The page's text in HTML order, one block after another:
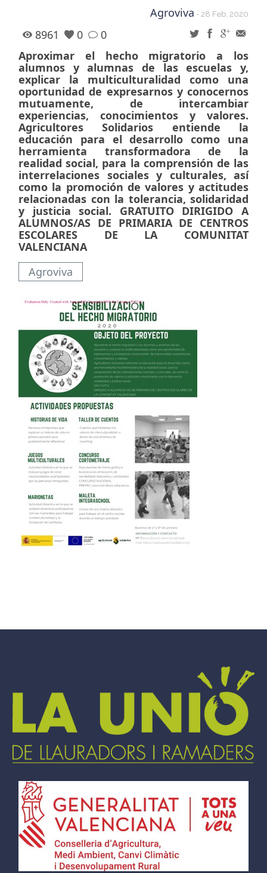
Agroviva - 28 Feb, 2020
8961 0
0
Aproximar el hecho migratorio a los
alumnos y alumnas de las escuelas y,
explicar la multiculturalidad como una
oportunidad de expresarnos y conocernos
mutuamente, de intercambiar
experiencias, conocimientos y valores.
Agricultores Solidarios entiende la
educación para el desarrollo como una
herramienta transformadora de la
realidad social, para la comprensión de las
interrelaciones sociales y culturales, así
como la promoción de valores y actitudes
relacionadas con la tolerancia, solidaridad
y justicia social. GRATUITO DIRIGIDO A
ALUMNOS/AS DE PRIMARIA DE CENTROS
ESCOLARES DE LA COMUNITAT
VALENCIANA
Agroviva